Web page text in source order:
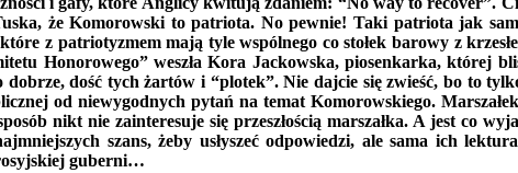
że Komorowski to patriota. No pewnie! Taki patriota jak
z patriotyzmem mają tyle wspólnego co stołek barowy z
Honorowego” weszła Kora Jackowska, piosenkarka, której
dość tych żartów i “plotek”. Nie dajcie się zwieść, bo to
od niewygodnych pytań na temat Komorowskiego.
nikt nie zainteresuje się przeszłością marszałka. A jest co
szans, żeby usłyszeć odpowiedzi, ale sama ich
guberni…